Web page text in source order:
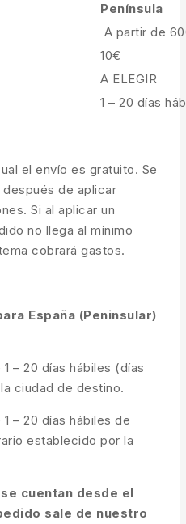
Península
A partir de
10€
A ELEGIR
1 – 20 días
el envío es gratuito. Se
de aplicar
Si al aplicar un
no llega al mínimo
cobrará gastos.
España (Peninsular)
– 20 días hábiles (días
ciudad de destino.
– 20 días hábiles de
establecido por la
cuentan desde el
sale de nuestro